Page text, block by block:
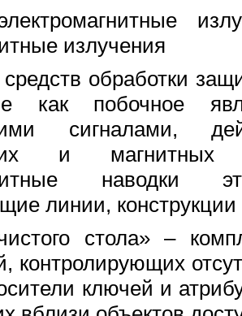
излучения
средств обработки
как побочное
сигналами,
и
наводки
линии,
стола» –
контролирующих
ключей и